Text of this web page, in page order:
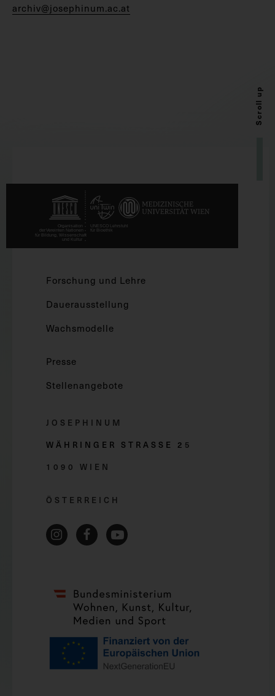
archiv@josephinum.ac.at
Scroll up
Forschung und Lehre
Dauerausstellung
Wachsmodelle
Presse
Stellenangebote
JOSEPHINUM
WÄHRINGER STRASSE 2 5
1090 WIEN
ÖSTERREICH